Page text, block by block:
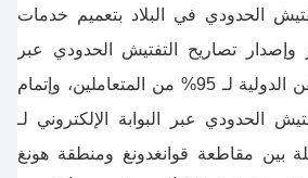
الحدودي في البلاد بتعميم خدمات
وإصدار تصاريح التفتيش الحدودي عبر
البوابة الإلكترونية للسفن الدولية لـ 95% من المتعاملين، وإتمام
الحدودي عبر البوابة الإلكتروني لـ
بين مقاطعة قوانغدونغ ومنطقة هونغ